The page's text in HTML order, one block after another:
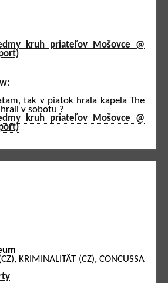
kruh priateľov Mošovce @
tak v piatok hrala kapela The
v sobotu ?
kruh priateľov Mošovce @
KRIMINALITÄT (CZ), CONCUSSA